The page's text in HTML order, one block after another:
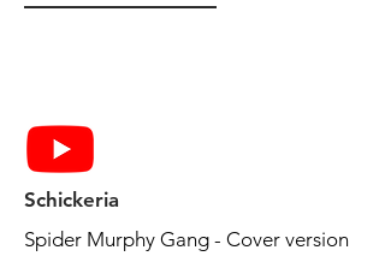
Schickeria
Spider Murphy Gang - Cover version